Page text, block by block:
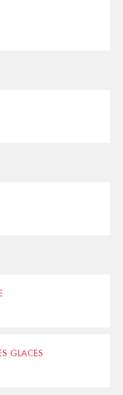
GLACES